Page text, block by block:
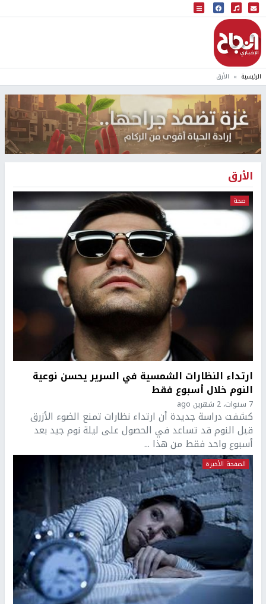
البث المباشر
إذاعة النجاح
الرئيسية الأرق
الأرق
صحة
ارتداء النظارات الشمسية في السرير يحسن نوعية
النوم خلال أسبوع فقط
7 سنوات، 2 شهرين ago
كشفت دراسة جديدة أن ارتداء نظارات تمنع الضوء الأزرق
قبل النوم قد تساعد في الحصول على ليلة نوم جيد بعد
أسبوع واحد فقط من هذا ...
الصفحة الأخيرة